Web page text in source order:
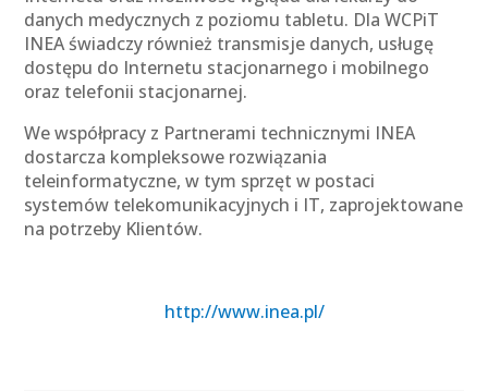
danych medycznych z poziomu tabletu. Dla WCPiT
INEA świadczy również transmisje danych, usługę
dostępu do Internetu stacjonarnego i mobilnego
oraz telefonii stacjonarnej.
We współpracy z Partnerami technicznymi INEA
dostarcza kompleksowe rozwiązania
teleinformatyczne, w tym sprzęt w postaci
systemów telekomunikacyjnych i IT, zaprojektowane
na potrzeby Klientów.
http://www.inea.pl/